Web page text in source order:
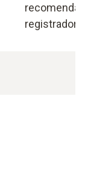
registrador